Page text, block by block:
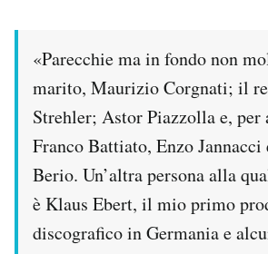
«Parecchie ma in fondo non
marito, Maurizio Corgnati; il
Strehler; Astor Piazzolla e,
Franco Battiato, Enzo
Berio. Un’altra persona alla
è Klaus Ebert, il mio primo
discografico in Germania e